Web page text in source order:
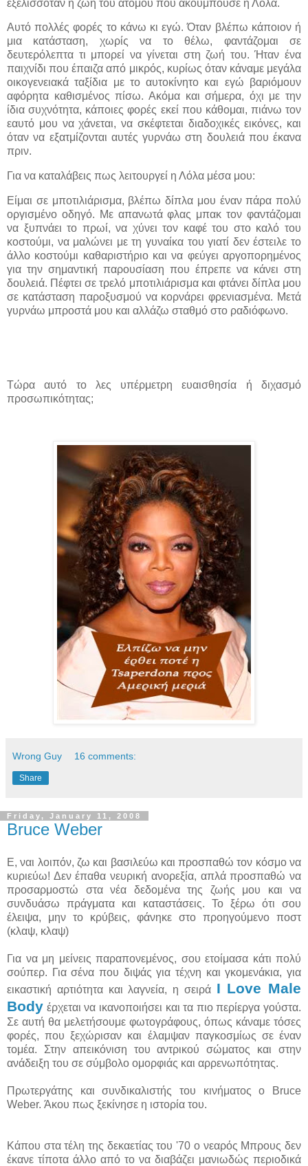
εξελισσόταν η ζωή του ατόμου που ακουμπούσε η Λόλα.
Αυτό πολλές φορές το κάνω κι εγώ. Όταν βλέπω κάποιον ή
μια κατάσταση, χωρίς να το θέλω, φαντάζομαι σε
δευτερόλεπτα τι μπορεί να γίνεται στη ζωή του. Ήταν ένα
παιχνίδι που έπαιζα από μικρός, κυρίως όταν κάναμε μεγάλα
οικογενειακά ταξίδια με το αυτοκίνητο και εγώ βαριόμουν
αφόρητα καθισμένος πίσω. Ακόμα και σήμερα, όχι με την
ίδια συχνότητα, κάποιες φορές εκεί που κάθομαι, πιάνω τον
εαυτό μου να χάνεται, να σκέφτεται διαδοχικές εικόνες, και
όταν να εξατμίζονται αυτές γυρνάω στη δουλειά που έκανα
πριν.
Για να καταλάβεις πως λειτουργεί η Λόλα μέσα μου:
Είμαι σε μποτιλιάρισμα, βλέπω δίπλα μου έναν πάρα πολύ
οργισμένο οδηγό. Με απανωτά φλας μπακ τον φαντάζομαι
να ξυπνάει το πρωί, να χύνει τον καφέ του στο καλό του
κοστούμι, να μαλώνει με τη γυναίκα του γιατί δεν έστειλε το
άλλο κοστούμι καθαριστήριο και να φεύγει αργοπορημένος
για την σημαντική παρουσίαση που έπρεπε να κάνει στη
δουλειά. Πέφτει σε τρελό μποτιλιάρισμα και φτάνει δίπλα μου
σε κατάσταση παροξυσμού να κορνάρει φρενιασμένα. Μετά
γυρνάω μπροστά μου και αλλάζω σταθμό στο ραδιόφωνο.
Tώρα αυτό το λες υπέρμετρη ευαισθησία ή διχασμό
προσωπικότητας;
Wrong Guy 16 comments:
Share
Friday, January 11, 2008
Bruce Weber
E, ναι λοιπόν, ζω και βασιλεύω και προσπαθώ τον κόσμο να
κυριεύω! Δεν έπαθα νευρική ανορεξία, απλά προσπαθώ να
προσαρμοστώ στα νέα δεδομένα της ζωής μου και να
συνδυάσω πράγματα και καταστάσεις. Το ξέρω ότι σου
έλειψα, μην το κρύβεις, φάνηκε στο προηγούμενο ποστ
(κλαψ, κλαψ)
Για να μη μείνεις παραπονεμένος, σου ετοίμασα κάτι πολύ
σούπερ. Για σένα που διψάς για τέχνη και γκομενάκια, για
εικαστική αρτιότητα και λαγνεία, η σειρά Ι Love Male
Body έρχεται να ικανοποιήσει και τα πιο περίεργα γούστα.
Σε αυτή θα μελετήσουμε φωτογράφους, όπως κάναμε τόσες
φορές, που ξεχώρισαν και έλαμψαν παγκοσμίως σε έναν
τομέα. Στην απεικόνιση του αντρικού σώματος και στην
ανάδειξη του σε σύμβολο ομορφιάς και αρρενωπότητας.
Πρωτεργάτης και συνδικαλιστής του κινήματος ο Bruce
Weber. Άκου πως ξεκίνησε η ιστορία του.
Κάπου στα τέλη της δεκαετίας του '70 ο νεαρός Μπρους δεν
έκανε τίποτα άλλο από το να διαβάζει μανιωδώς περιοδικά